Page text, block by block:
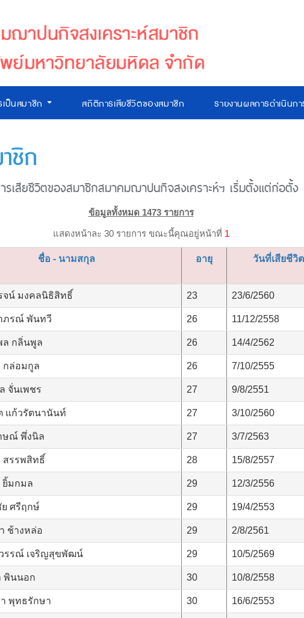
ป็นสมาชิก สถิติการเสียชีวิตของสมาชิก รายงานผลการดำเนินกา
ชิก
รเสียชีวิตของสมาชิกสมาคมฌาปนกิจสงเคราะห์ฯ เริ่มตั้งแต่ก่อตั้
ข้อมูลทั้งหมด 1473 รายการ
แสดงหน้าละ 30 รายการ ขณะนี้คุณอยู่หน้าที่ 1
ชื่อ - นามสกุล อายุ วันที่เสียชีวิต
จน์ มงคลนิธิสิทธิ์ 23 23/6/2560
ภรณ์ พันทวี 26 11/12/2558
ล กลิ่นพูล 26 14/4/2562
กล่อมกูล 26 7/10/2555
จั่นเพชร 27 9/8/2551
แก้วรัตนานันท์ 27 3/10/2560
ษณ์ พึ่งนิล 27 3/7/2563
รรพสิทธิ์ 28 15/8/2557
ยิ้มกมล 29 12/3/2556
ศรีฤกษ์ 29 19/4/2553
ช้างหล่อ 29 2/8/2561
รรณ์ เจริญสุขพัฒน์ 29 10/5/2569
พินนอก 30 10/8/2558
พุทธรักษา 30 16/6/2553